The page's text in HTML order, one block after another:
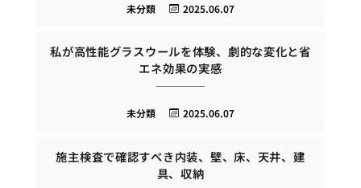
2025.06.07
未分類
私が高性能グラスウールを体験、劇的な変化と省
エネ効果の実感
2025.06.07
未分類
施主検査で確認すべき内装、壁、床、天井、建
具、収納